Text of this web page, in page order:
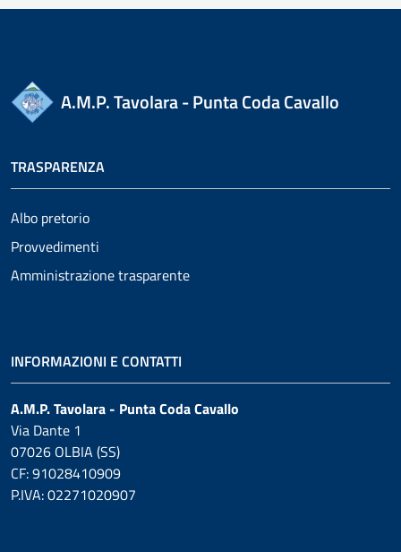
A.M.P. Tavolara - Punta Coda Cavallo
TRASPARENZA
Albo pretorio
Provvedimenti
Amministrazione trasparente
INFORMAZIONI E CONTATTI
A.M.P. Tavolara - Punta Coda Cavallo
Via Dante 1
07026 OLBIA (SS)
CF: 91028410909
P.IVA: 02271020907